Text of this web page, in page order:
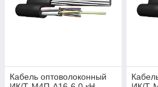
Кабель оптоволоконный